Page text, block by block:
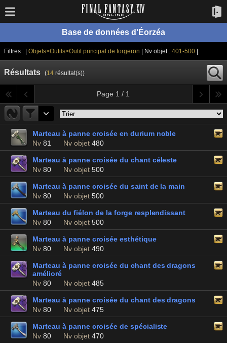
Base de données d'Éorzéa
Filtres : | Objets>Outils>Outil principal de forgeron | Nv objet :401-500|
Résultats (14résultat(s))
Page 1 / 1
Marteau à panne croisée en durium noble
Nv 81 Nv objet 480
Marteau à panne croisée du chant céleste
Nv 80 Nv objet 500
Marteau à panne croisée du saint de la main
Nv 80 Nv objet 500
Marteau du fiélon de la forge resplendissant
Nv 80 Nv objet 500
Marteau à panne croisée esthétique
Nv 80 Nv objet 490
Marteau à panne croisée du chant des dragons
amélioré
Nv 80 Nv objet 485
Marteau à panne croisée du chant des dragons
Nv 80 Nv objet 475
Marteau à panne croisée de spécialiste
Nv 80 Nv objet 470